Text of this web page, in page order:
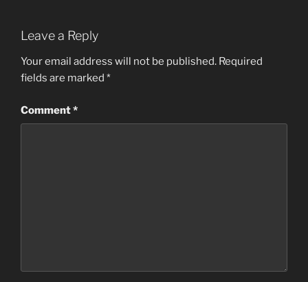
Leave a Reply
Your email address will not be published. Required
fields are marked *
Comment*